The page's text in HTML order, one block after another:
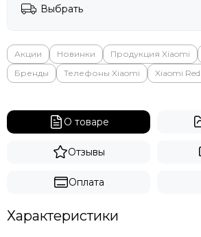
ZTE
Выбрать
Акции Новинки Продукция Xiaomi
Бренды
Телефоны Xiaomi Xiaomi
О товаре
Отзывы
Оплата
Характеристики